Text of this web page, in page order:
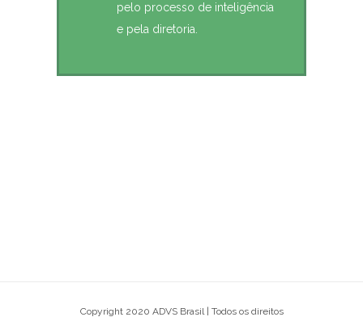
pelo processo de inteligência
e pela diretoria.
Copyright 2020 ADVS Brasil | Todos os direitos